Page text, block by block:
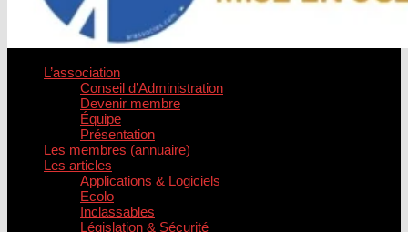
L’association
Conseil d’Administration
Devenir membre
Équipe
Présentation
Les membres (annuaire)
Les articles
Applications & Logiciels
Ecolo
Inclassables
Législation & Sécurité